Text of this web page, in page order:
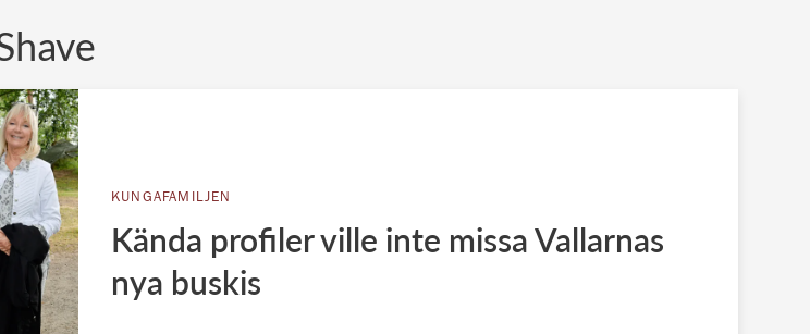
KUNGAFAMILJEN
Kända profiler ville inte missa Vallarnas
nya buskis